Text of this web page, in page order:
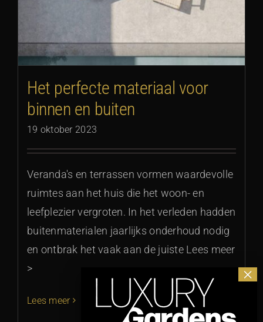
Het perfecte materiaal voor
binnen en buiten
19 oktober 2023
Veranda's en terrassen vormen waardevolle
ruimtes aan het huis die het woon- en
leefplezier vergroten. In het verleden hadden
buitenmaterialen jaarlijks onderhoud nodig
en ontbrak het vaak aan de juiste Lees meer
>
Lees meer